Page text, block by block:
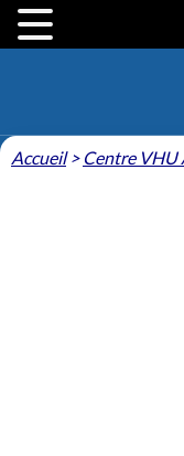
Accueil> Centre VHU